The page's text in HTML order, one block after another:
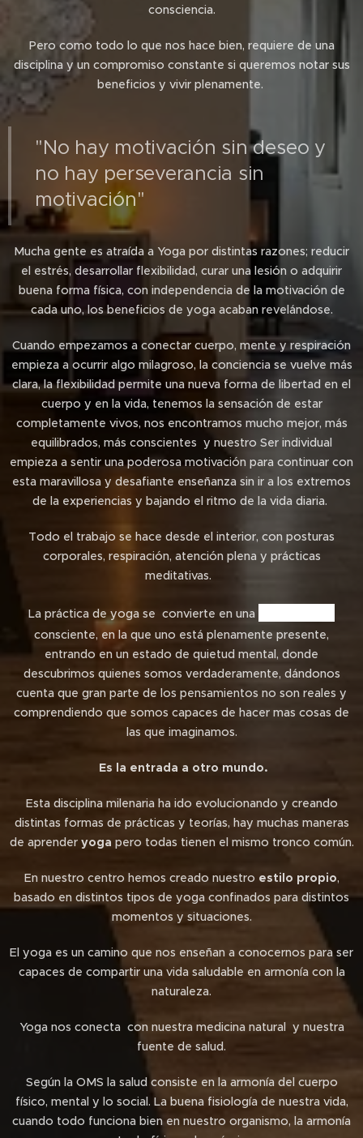
consciencia.
Pero como todo lo que nos hace bien, requiere de una
disciplina y un compromiso constante si queremos notar sus
beneficios y vivir plenamente.
"No hay motivación sin deseo y
no hay perseverancia sin
motivación"
Mucha gente es atraída a Yoga por distintas razones; reducir
el estrés, desarrollar flexibilidad, curar una lesión o adquirir
buena forma física, con independencia de la motivación de
cada uno, los beneficios de yoga acaban revelándose.
Cuando empezamos a conectar cuerpo, mente y respiración
empieza a ocurrir algo milagroso, la conciencia se vuelve más
clara, la flexibilidad permite una nueva forma de libertad en el
cuerpo y en la vida, tenemos la sensación de estar
completamente vivos, nos encontramos mucho mejor, más
equilibrados, más conscientes y nuestro Ser individual
empieza a sentir una poderosa motivación para continuar con
esta maravillosa y desafiante enseñanza sin ir a los extremos
de la experiencias y bajando el ritmo de la vida diaria.
Todo el trabajo se hace desde el interior, con posturas
corporales, respiración, atención plena y prácticas
meditativas.
La práctica de yoga se convierte en una
consciente, en la que uno está plenamente presente,
entrando en un estado de quietud mental, donde
descubrimos quienes somos verdaderamente, dándonos
cuenta que gran parte de los pensamientos no son reales y
comprendiendo que somos capaces de hacer mas cosas de
las que imaginamos.
Es la entrada a otro mundo.
Esta disciplina milenaria ha ido evolucionando y creando
distintas formas de prácticas y teorías, hay muchas maneras
de aprender yoga pero todas tienen el mismo tronco común.
En nuestro centro hemos creado nuestro estilo propio,
basado en distintos tipos de yoga confinados para distintos
momentos y situaciones.
El yoga es un camino que nos enseñan a conocernos para ser
capaces de compartir una vida saludable en armonía con la
naturaleza.
Yoga nos conecta con nuestra medicina natural y nuestra
fuente de salud.
Según la OMS la salud consiste en la armonía del cuerpo
físico, mental y lo social. La buena fisiología de nuestra vida,
cuando todo funciona bien en nuestro organismo, la armonía